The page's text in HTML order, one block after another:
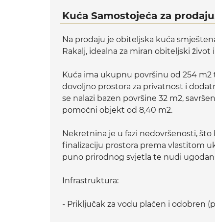
Kuća Samostojeća za
Na prodaju je obiteljska kuća
Rakalj, idealna za miran obiteljski
Kuća ima ukupnu površinu od 254 m2
dovoljno prostora za privatnost i
se nalazi bazen površine 32 m2,
pomoćni objekt od 8,40 m2.
Nekretnina je u fazi nedovršenosti,
finalizaciju prostora prema vlastitom
puno prirodnog svjetla te nudi
Infrastruktura:
- Priključak za vodu plaćen i odobren